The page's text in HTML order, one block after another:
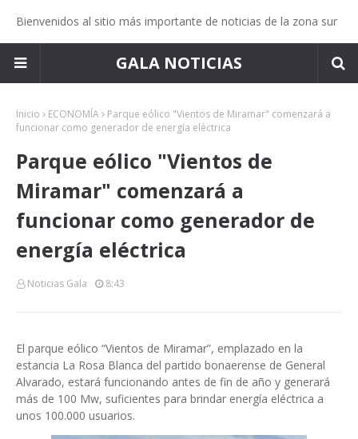
Bienvenidos al sitio más importante de noticias de la zona sur
GALA NOTICIAS
Inicio ECONOMÍA
Parque eólico "Vientos de Miramar" comenzará a
funcionar como generador de energía eléctrica
Parque eólico "Vientos de
Miramar" comenzará a
funcionar como generador de
energía eléctrica
Noticias Gala 8:43
El parque eólico “Vientos de Miramar”, emplazado en la
estancia La Rosa Blanca del partido bonaerense de General
Alvarado, estará funcionando antes de fin de año y generará
más de 100 Mw, suficientes para brindar energía eléctrica a
unos 100.000 usuarios.